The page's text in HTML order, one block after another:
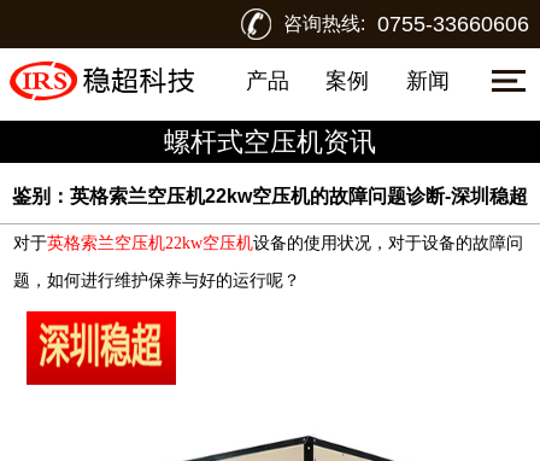
咨询热线: 0755-33660606
产品 案例 新闻
螺杆式空压机资讯
鉴别：英格索兰空压机22kw空压机的故障问题诊断-深圳稳超
对于英格索兰空压机22kw空压机设备的使用状况，对于设备的故障问
题，如何进行维护保养与好的运行呢？